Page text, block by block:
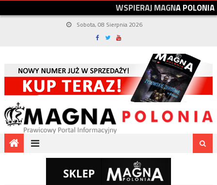
WSPIERAJMAGNAPOLONIA
Sobota, 08 Sierpnia 2026